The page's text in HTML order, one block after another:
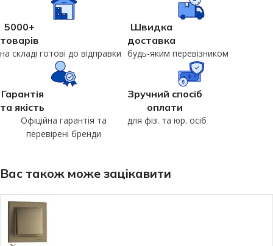
5000+
товарів
на складі готові до відправки
Швидка
доставка
будь-яким перевізником
Гарантія
та якість
Офіційна гарантія та
перевірені бренди
Зручний спосіб
оплати
для фіз. та юр. осіб
Вас також може зацікавити